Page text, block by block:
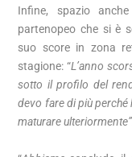
Infine, spazio
partenopeo che si è
suo score in zona
stagione: “L’anno
sotto il profilo del
devo fare di più
maturare